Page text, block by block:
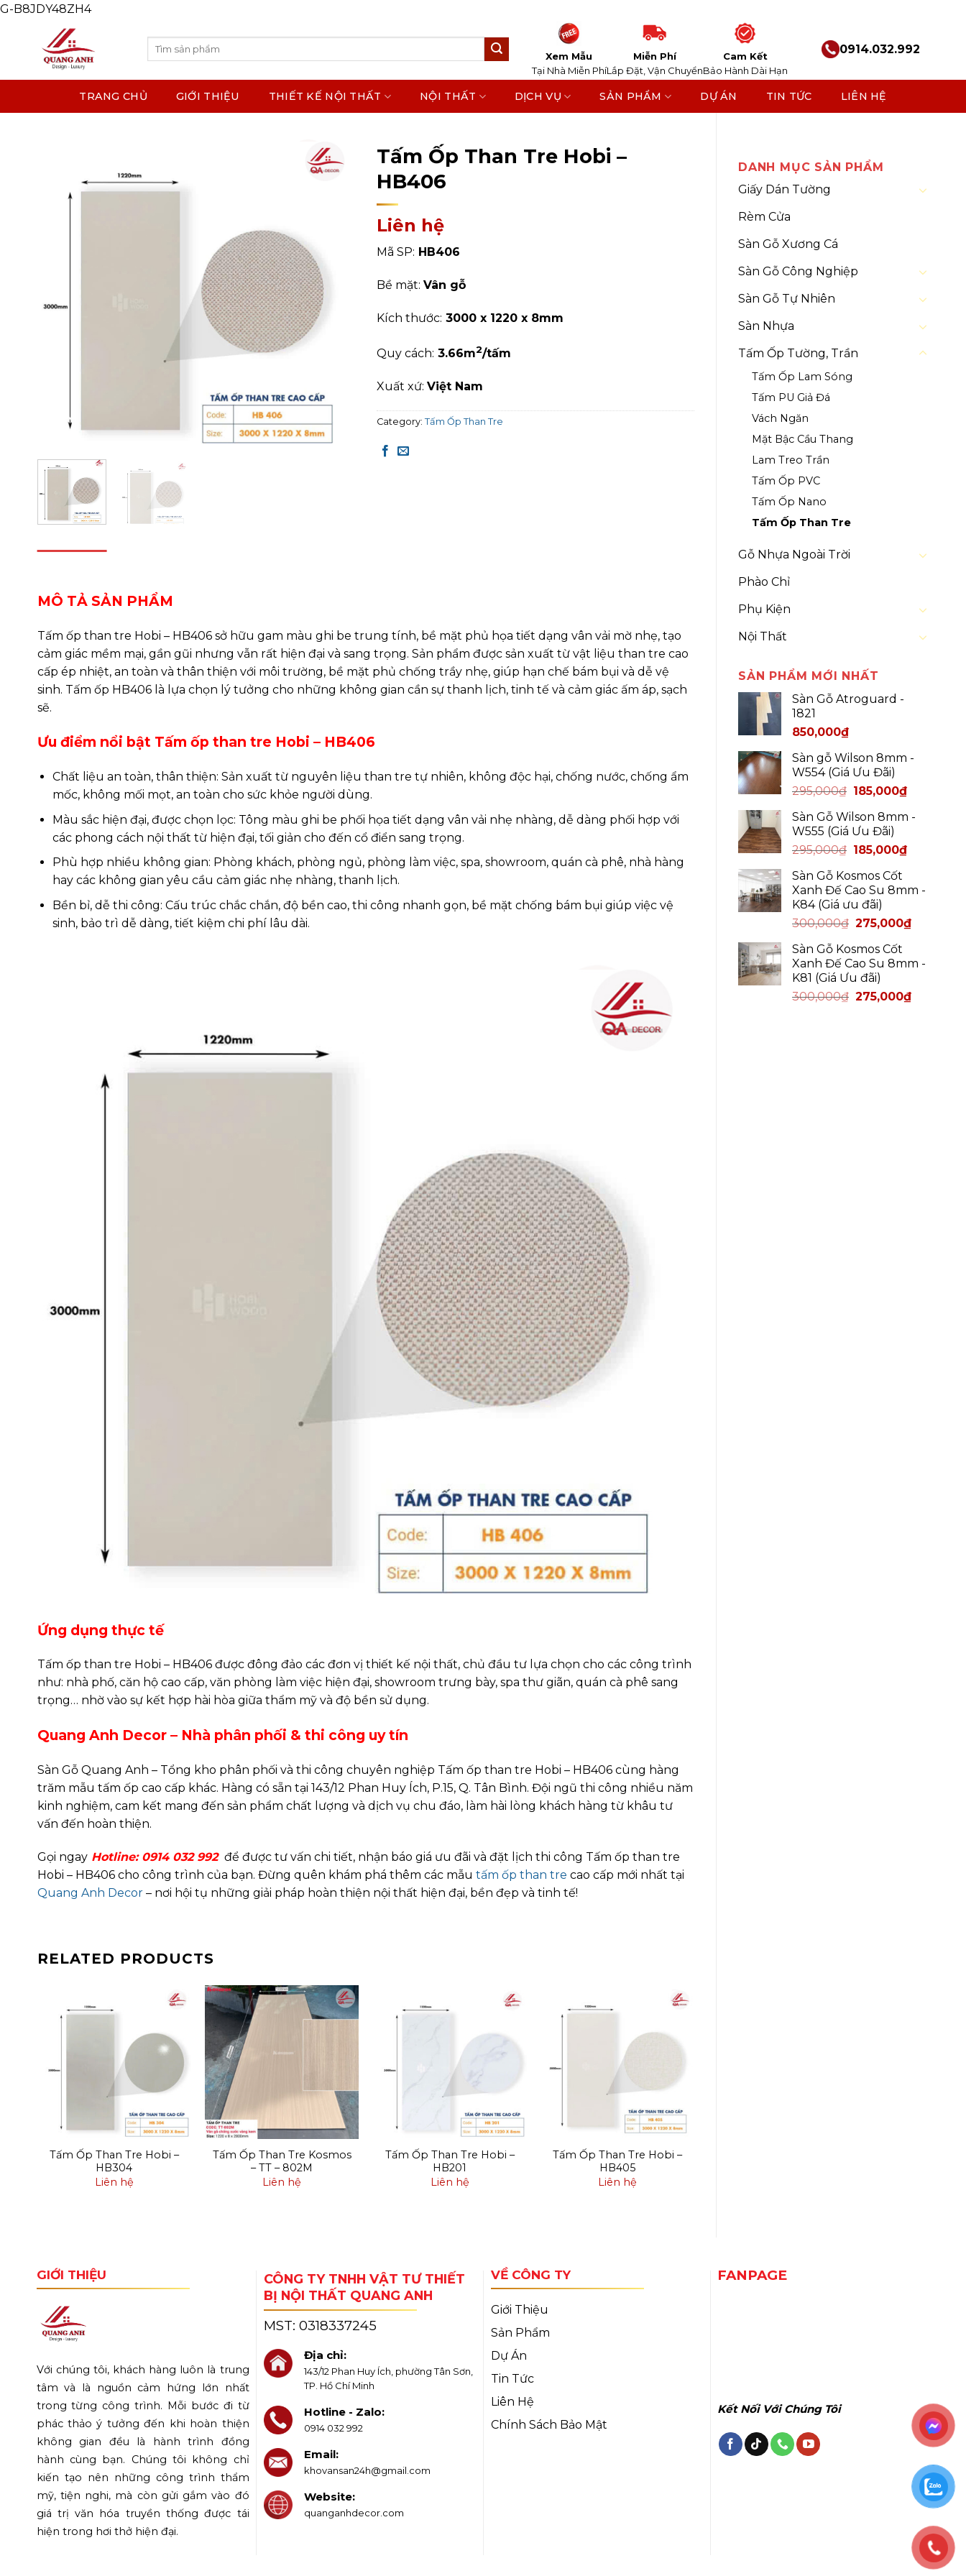
G-B8JDY48ZH4Skip
Search
Xem Mẫu
Tại Nhà Miễn Phí
Miễn Phí
Lắp Đặt, Vận Chuyển
Cam Kết
Bảo Hành Dài Hạn
0914.032.992
TRANG CHỦ GIỚI THIỆU THIẾT KẾ NỘI THẤT NỘI THẤT DỊCH VỤ SẢN PHẨM DỰ ÁN TIN TỨC LIÊN HỆ
DANH MỤC SẢN PHẨM
Giấy Dán Tường
Rèm Cửa
Sàn Gỗ Xương Cá
Sàn Gỗ Công Nghiệp
Sàn Gỗ Tự Nhiên
Sàn Nhựa
Tấm Ốp Tường, Trần
Tấm Ốp Lam Sóng
Tấm PU Giả Đá
Vách Ngăn
Mặt Bậc Cầu Thang
Lam Treo Trần
Tấm Ốp PVC
Tấm Ốp Nano
Tấm Ốp Than Tre
Gỗ Nhựa Ngoài Trời
Phào Chỉ
Phụ Kiện
Nội Thất
SẢN PHẨM MỚI NHẤT
Sàn Gỗ Atroguard -
1821
850,000₫
Sàn gỗ Wilson 8mm -
W554 (Giá Ưu Đãi)
295,000₫ 185,000₫
Sàn Gỗ Wilson 8mm -
W555 (Giá Ưu Đãi)
295,000₫ 185,000₫
Sàn Gỗ Kosmos Cốt
Xanh Đế Cao Su 8mm -
K84 (Giá ưu đãi)
300,000₫ 275,000₫
Sàn Gỗ Kosmos Cốt
Xanh Đế Cao Su 8mm -
K81 (Giá Ưu đãi)
300,000₫ 275,000₫
Tấm Ốp Than Tre Hobi –
HB406
Liên hệ
Mã SP: HB406
Bề mặt: Vân gỗ
Kích thước: 3000 x 1220 x 8mm
Quy cách: 3.66m2/tấm
Xuất xứ: Việt Nam
Category: Tấm Ốp Than Tre
MÔ TẢ SẢN PHẨM
Tấm ốp than tre Hobi – HB406 sở hữu gam màu ghi be trung tính, bề mặt phủ họa tiết dạng vân vải mờ nhẹ, tạo
cảm giác mềm mại, gần gũi nhưng vẫn rất hiện đại và sang trọng. Sản phẩm được sản xuất từ vật liệu than tre cao
cấp ép nhiệt, an toàn và thân thiện với môi trường, bề mặt phủ chống trầy nhẹ, giúp hạn chế bám bụi và dễ vệ
sinh. Tấm ốp HB406 là lựa chọn lý tưởng cho những không gian cần sự thanh lịch, tinh tế và cảm giác ấm áp, sạch
sẽ.
Ưu điểm nổi bật Tấm ốp than tre Hobi – HB406
Chất liệu an toàn, thân thiện: Sản xuất từ nguyên liệu than tre tự nhiên, không độc hại, chống nước, chống ẩm
mốc, không mối mọt, an toàn cho sức khỏe người dùng.
Màu sắc hiện đại, được chọn lọc: Tông màu ghi be phối họa tiết dạng vân vải nhẹ nhàng, dễ dàng phối hợp với
các phong cách nội thất từ hiện đại, tối giản cho đến cổ điển sang trọng.
Phù hợp nhiều không gian: Phòng khách, phòng ngủ, phòng làm việc, spa, showroom, quán cà phê, nhà hàng
hay các không gian yêu cầu cảm giác nhẹ nhàng, thanh lịch.
Bền bỉ, dễ thi công: Cấu trúc chắc chắn, độ bền cao, thi công nhanh gọn, bề mặt chống bám bụi giúp việc vệ
sinh, bảo trì dễ dàng, tiết kiệm chi phí lâu dài.
Ứng dụng thực tế
Tấm ốp than tre Hobi – HB406 được đông đảo các đơn vị thiết kế nội thất, chủ đầu tư lựa chọn cho các công trình
như: nhà phố, căn hộ cao cấp, văn phòng làm việc hiện đại, showroom trưng bày, spa thư giãn, quán cà phê sang
trọng… nhờ vào sự kết hợp hài hòa giữa thẩm mỹ và độ bền sử dụng.
Quang Anh Decor – Nhà phân phối & thi công uy tín
Sàn Gỗ Quang Anh – Tổng kho phân phối và thi công chuyên nghiệp Tấm ốp than tre Hobi – HB406 cùng hàng
trăm mẫu tấm ốp cao cấp khác. Hàng có sẵn tại 143/12 Phan Huy Ích, P.15, Q. Tân Bình. Đội ngũ thi công nhiều năm
kinh nghiệm, cam kết mang đến sản phẩm chất lượng và dịch vụ chu đáo, làm hài lòng khách hàng từ khâu tư
vấn đến hoàn thiện.
Gọi ngay Hotline: 0914 032 992 để được tư vấn chi tiết, nhận báo giá ưu đãi và đặt lịch thi công Tấm ốp than tre
Hobi – HB406 cho công trình của bạn. Đừng quên khám phá thêm các mẫu tấm ốp than tre cao cấp mới nhất tại
Quang Anh Decor – nơi hội tụ những giải pháp hoàn thiện nội thất hiện đại, bền đẹp và tinh tế!
RELATED PRODUCTS
Tấm Ốp Than Tre Hobi –
HB304
Liên hệ
Tấm Ốp Than Tre Kosmos
– TT – 802M
Liên hệ
Tấm Ốp Than Tre Hobi –
HB201
Liên hệ
Tấm Ốp Than Tre Hobi –
HB405
Liên hệ
GIỚI THIỆU
Với chúng tôi, khách hàng luôn là trung
tâm và là nguồn cảm hứng lớn nhất
trong từng công trình. Mỗi bước đi từ
phác thảo ý tưởng đến khi hoàn thiện
không gian đều là hành trình đồng
hành cùng bạn. Chúng tôi không chỉ
kiến tạo nên những công trình thẩm
mỹ, tiện nghi, mà còn gửi gắm vào đó
giá trị văn hóa truyền thống được tái
hiện trong hơi thở hiện đại.
CÔNG TY TNHH VẬT TƯ THIẾT
BỊ NỘI THẤT QUANG ANH
MST:0318337245
Địa chỉ:
143/12 Phan Huy Ích, phường Tân Sơn,
TP. Hồ Chí Minh
Hotline - Zalo:
0914 032 992
Email:
khovansan24h@gmail.com
Website:
quanganhdecor.com
VỀ CÔNG TY
Giới Thiệu
Sản Phẩm
Dự Án
Tin Tức
Liên Hệ
Chính Sách Bảo Mật
FANPAGE
Kết Nối Với Chúng Tôi